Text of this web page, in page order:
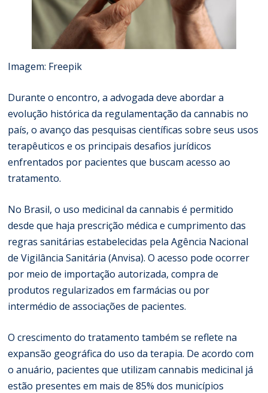
Imagem: Freepik
Durante o encontro, a advogada deve abordar a
evolução histórica da regulamentação da cannabis no
país, o avanço das pesquisas científicas sobre seus usos
terapêuticos e os principais desafios jurídicos
enfrentados por pacientes que buscam acesso ao
tratamento.
No Brasil, o uso medicinal da cannabis é permitido
desde que haja prescrição médica e cumprimento das
regras sanitárias estabelecidas pela Agência Nacional
de Vigilância Sanitária (Anvisa). O acesso pode ocorrer
por meio de importação autorizada, compra de
produtos regularizados em farmácias ou por
intermédio de associações de pacientes.
O crescimento do tratamento também se reflete na
expansão geográfica do uso da terapia. De acordo com
o anuário, pacientes que utilizam cannabis medicinal já
estão presentes em mais de 85% dos municípios